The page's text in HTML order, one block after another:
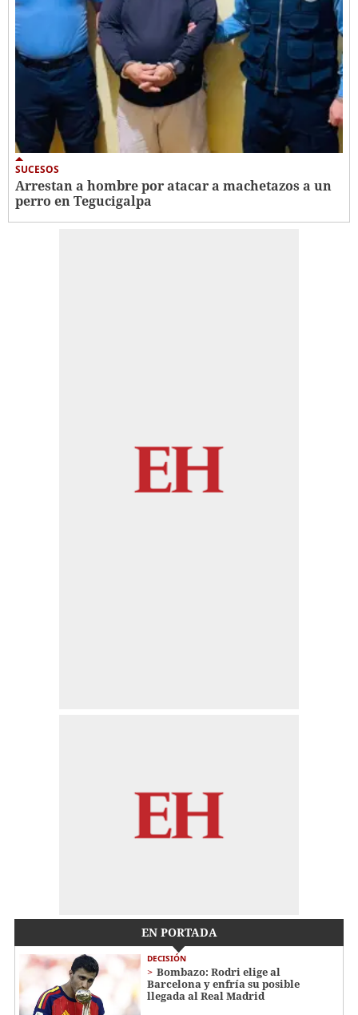
SUCESOS
Arrestan a hombre por atacar a machetazos a un
perro en Tegucigalpa
EN PORTADA
DECISIÓN
Bombazo: Rodri elige al
Barcelona y enfría su posible
llegada al Real Madrid